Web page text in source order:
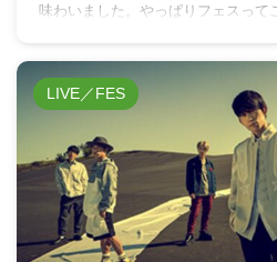
味わいました。やっぱりフェスって
LIVE／FES